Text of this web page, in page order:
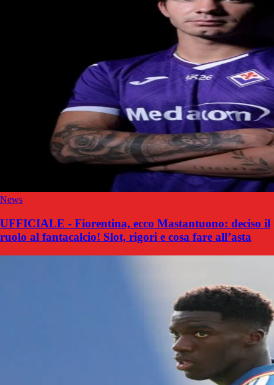
News
UFFICIALE - Fiorentina, ecco Mastantuono: deciso il
ruolo al fantacalcio! Slot, rigori e cosa fare all’asta